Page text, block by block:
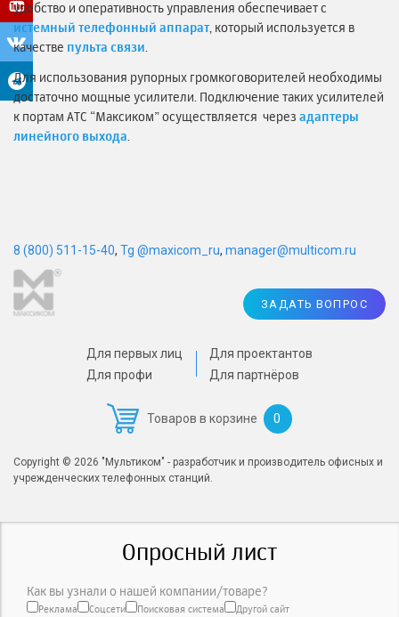
удобство и оперативность управления обеспечивает с
истемный телефонный аппарат, который используется в
качестве пульта связи
Для использования рупорных громкоговорителей необходимы
достаточно мощные усилители. Подключение таких усилителей
к портам АТС “Максиком” осуществляется через адаптеры
линейного выхода.
Для первых лиц
Для профи
Для проектантов
Для партнёров
Товаров в корзине 0
ЗАДАТЬ ВОПРОС
Copyright © 2026 "Мультиком" - разработчик и производитель офисных и
учрежденческих телефонных станций.
8 (800) 511-15-40, Tg @maxicom_ru, manager@multicom.ru
Опросный лист
Как вы узнали о нашей компании/товаре?
Реклама Соцсети Поисковая система Другой сайт